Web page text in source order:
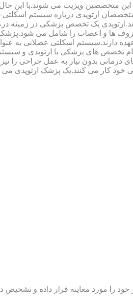
این متخصصین ویزیت می شوند.با این
ارتوپدی درباره سیستم
یک تخصص پزشکی در زمینه
ها و اعصاب را شامل می
دارند.سیستم اسکلتی عضلانی به
تخصص های پزشکی با ارتوپدی و
بدون نیاز به عمل جراحی را نیز
کار می کنند.یک پزشک ارتوپدی
را مورد معاینه قرار داده و